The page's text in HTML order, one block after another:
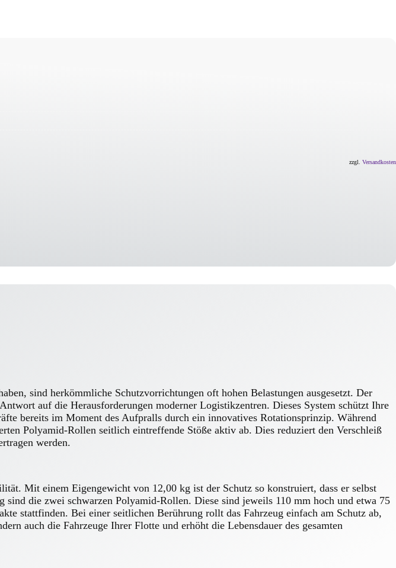
zzgl. Versandkosten
sind herkömmliche Schutzvorrichtungen oft hohen Belastungen ausgesetzt. Der
auf die Herausforderungen moderner Logistikzentren. Dieses System schützt Ihre
bereits im Moment des Aufpralls durch ein innovatives Rotationsprinzip. Während
Polyamid-Rollen seitlich eintreffende Stöße aktiv ab. Dies reduziert den Verschleiß
werden.
Mit einem Eigengewicht von 12,00 kg ist der Schutz so konstruiert, dass er selbst
sind die zwei schwarzen Polyamid-Rollen. Diese sind jeweils 110 mm hoch und etwa 75
stattfinden. Bei einer seitlichen Berührung rollt das Fahrzeug einfach am Schutz ab,
auch die Fahrzeuge Ihrer Flotte und erhöht die Lebensdauer des gesamten